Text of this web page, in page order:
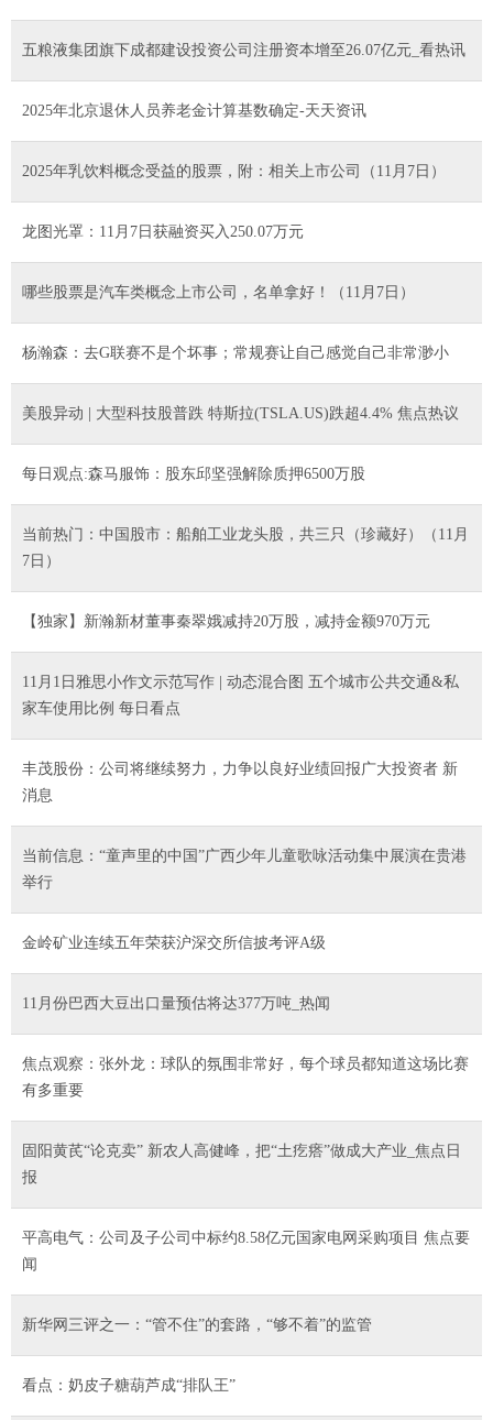
五粮液集团旗下成都建设投资公司注册资本增至26.07亿元_看热讯
2025年北京退休人员养老金计算基数确定-天天资讯
2025年乳饮料概念受益的股票，附：相关上市公司（11月7日）
龙图光罩：11月7日获融资买入250.07万元
哪些股票是汽车类概念上市公司，名单拿好！（11月7日）
杨瀚森：去G联赛不是个坏事；常规赛让自己感觉自己非常渺小
美股异动 | 大型科技股普跌 特斯拉(TSLA.US)跌超4.4% 焦点热议
每日观点:森马服饰：股东邱坚强解除质押6500万股
当前热门：中国股市：船舶工业龙头股，共三只（珍藏好）（11月
7日）
【独家】新瀚新材董事秦翠娥减持20万股，减持金额970万元
11月1日雅思小作文示范写作 | 动态混合图 五个城市公共交通&私
家车使用比例 每日看点
丰茂股份：公司将继续努力，力争以良好业绩回报广大投资者 新
消息
当前信息：“童声里的中国”广西少年儿童歌咏活动集中展演在贵港
举行
金岭矿业连续五年荣获沪深交所信披考评A级
11月份巴西大豆出口量预估将达377万吨_热闻
焦点观察：张外龙：球队的氛围非常好，每个球员都知道这场比赛
有多重要
固阳黄芪“论克卖” 新农人高健峰，把“土疙瘩”做成大产业_焦点日
报
平高电气：公司及子公司中标约8.58亿元国家电网采购项目 焦点要
闻
新华网三评之一：“管不住”的套路，“够不着”的监管
看点：奶皮子糖葫芦成“排队王”